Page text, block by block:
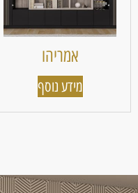
אמריהו
מידע נוסף